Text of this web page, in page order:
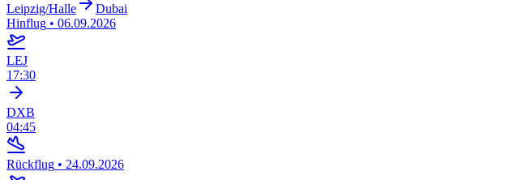
Leipzig/Halle
Dubai
Hinflug • 06.09.2026
LEJ
17:30
DXB
04:45
Rückflug • 24.09.2026